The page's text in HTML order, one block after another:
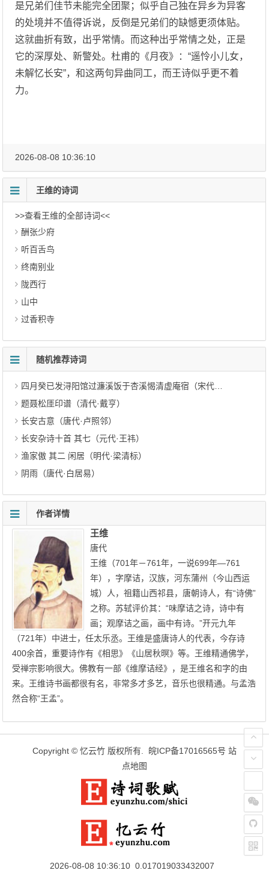
是兄弟们佳节未能完全团聚；似乎自己独在异乡为异客
的处境并不值得诉说，反倒是兄弟们的缺憾更须体贴。
这就曲折有致，出乎常情。而这种出乎常情之处，正是
它的深厚处、新警处。杜甫的《月夜》：“遥怜小儿女，
未解忆长安”，和这两句异曲同工，而王诗似乎更不着
力。
2026-08-08 10:36:10
王维的诗词
>>查看王维的全部诗词<<
酬张少府
听百舌鸟
终南别业
陇西行
山中
过香积寺
随机推荐诗词
四月癸已发浔阳馆过濂溪饭于杏溪愒清虚庵宿（宋代·魏了翁）
题聂松厓印谱（清代·戴亨）
长安古意（唐代·卢照邻）
长安杂诗十首 其七（元代·王祎）
渔家傲 其二 闲居（明代·梁清标）
阴雨（唐代·白居易）
作者详情
王维
唐代
王维（701年－761年，一说699年—761
年），字摩诘，汉族，河东蒲州（今山西运
城）人，祖籍山西祁县，唐朝诗人，有“诗佛”
之称。苏轼评价其：“味摩诘之诗，诗中有
画；观摩诘之画，画中有诗。”开元九年
（721年）中进士，任太乐丞。王维是盛唐诗人的代表，今存诗
400余首，重要诗作有《相思》《山居秋暝》等。王维精通佛学，
受禅宗影响很大。佛教有一部《维摩诘经》，是王维名和字的由
来。王维诗书画都很有名，非常多才多艺，音乐也很精通。与孟浩
然合称“王孟”。
Copyright © 忆云竹 版权所有. 皖ICP备17016565号 站
点地图
2026-08-08 10:36:10 0.017019033432007